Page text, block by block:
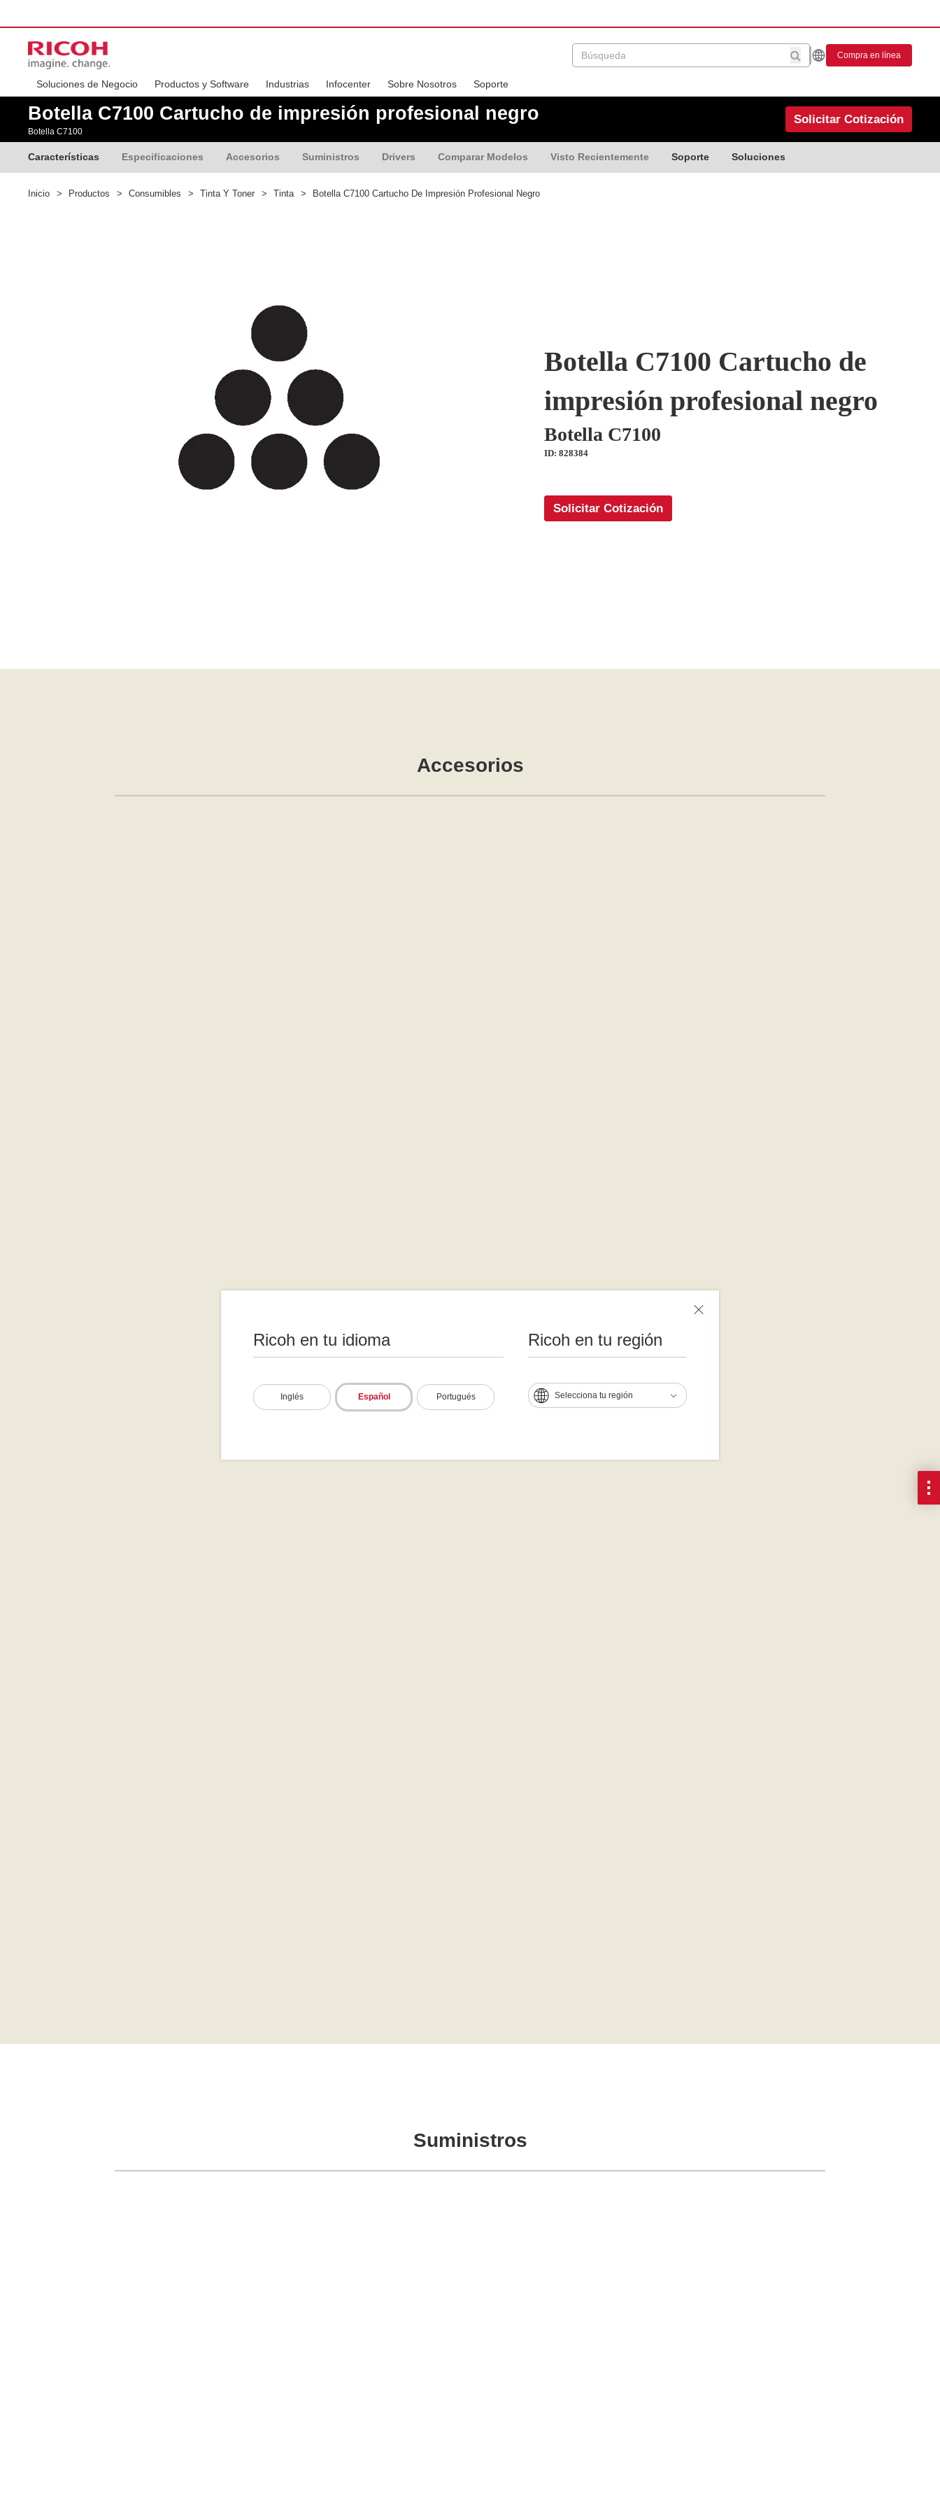
Ricoh en tu idioma
Inglés Español Portugués
Ricoh en tu región
Selecciona tu región
Compra en línea
Soluciones de Negocio Productos y Software Industrias Infocenter Sobre Nosotros Soporte
Botella C7100 Cartucho de impresión profesional negro
Botella C7100
Solicitar Cotización
Características Especificaciones Accesorios Suministros Drivers Comparar Modelos Visto Recientemente Soporte Soluciones
Inicio > Productos > Consumibles > Tinta Y Toner > Tinta > Botella C7100 Cartucho De Impresión Profesional Negro
Botella C7100 Cartucho de
impresión profesional negro
Botella C7100
ID: 828384
Solicitar Cotización
Accesorios
Suministros